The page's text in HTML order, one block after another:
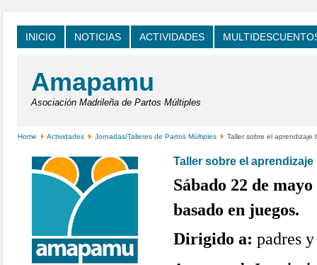
INICIO NOTICIAS ACTIVIDADES
Amapamu
Asociación Madrileña de Partos Múltiples
Home Actividades Jornadas/Talleres de Partos Múltiples Taller sobre el aprendizaje
Taller sobre el
Sábado 22 de
basado en juegos.
Dirigido a: padres